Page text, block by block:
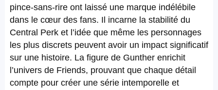
pince-sans-rire ont laissé une marque indélébile
dans le cœur des fans. Il incarne la stabilité du
Central Perk et l’idée que même les personnages
les plus discrets peuvent avoir un impact significatif
sur une histoire. La figure de Gunther enrichit
l’univers de Friends, prouvant que chaque détail
compte pour créer une série intemporelle et